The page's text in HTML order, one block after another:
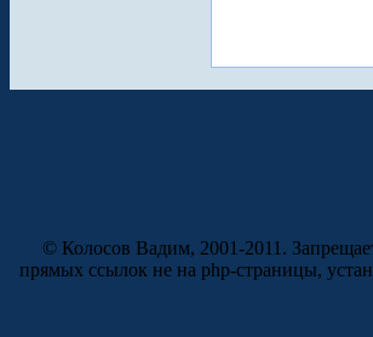
© Колосов Вадим, 2001-2011.
прямых ссылок не на php-страницы,